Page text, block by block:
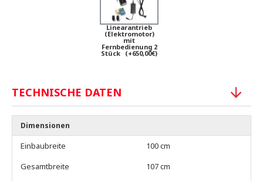
Linearantrieb
(Elektromotor)
mit
Fernbedienung 2
Stück (+650,00€)
TECHNISCHE DATEN
Dimensionen
Einbaubreite
100 cm
Gesamtbreite
107 cm